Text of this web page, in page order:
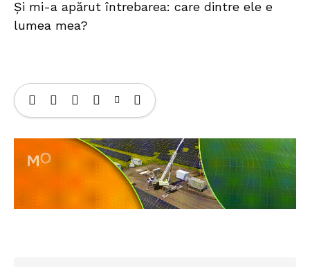
Și mi-a apărut întrebarea: care dintre ele e
lumea mea?